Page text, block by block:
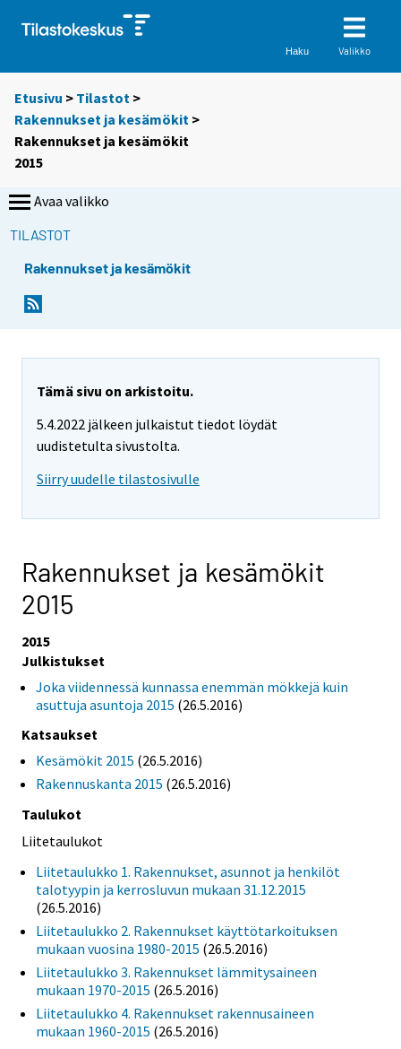
Haku Valikko
Etusivu > Tilastot >
Rakennukset ja kesämökit >
Rakennukset ja kesämökit
2015
Avaa valikko
TILASTOT
Rakennukset ja kesämökit
Tämä sivu on arkistoitu.
5.4.2022 jälkeen julkaistut tiedot löydät
uudistetulta sivustolta.
Siirry uudelle tilastosivulle
Rakennukset ja kesämökit
2015
2015
Julkistukset
Joka viidennessä kunnassa enemmän mökkejä kuin
asuttuja asuntoja 2015 (26.5.2016)
Katsaukset
Kesämökit 2015 (26.5.2016)
Rakennuskanta 2015 (26.5.2016)
Taulukot
Liitetaulukot
Liitetaulukko 1. Rakennukset, asunnot ja henkilöt
talotyypin ja kerrosluvun mukaan 31.12.2015
(26.5.2016)
Liitetaulukko 2. Rakennukset käyttötarkoituksen
mukaan vuosina 1980-2015 (26.5.2016)
Liitetaulukko 3. Rakennukset lämmitysaineen
mukaan 1970-2015 (26.5.2016)
Liitetaulukko 4. Rakennukset rakennusaineen
mukaan 1960-2015 (26.5.2016)